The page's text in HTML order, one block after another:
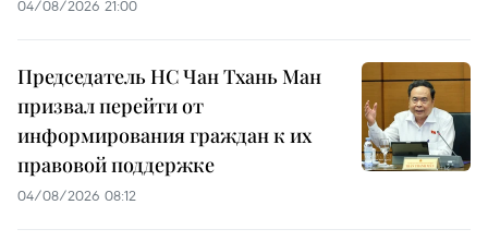
04/08/2026 21:00
Председатель НС Чан Тхань Ман
призвал перейти от
информирования граждан к их
правовой поддержке
04/08/2026 08:12